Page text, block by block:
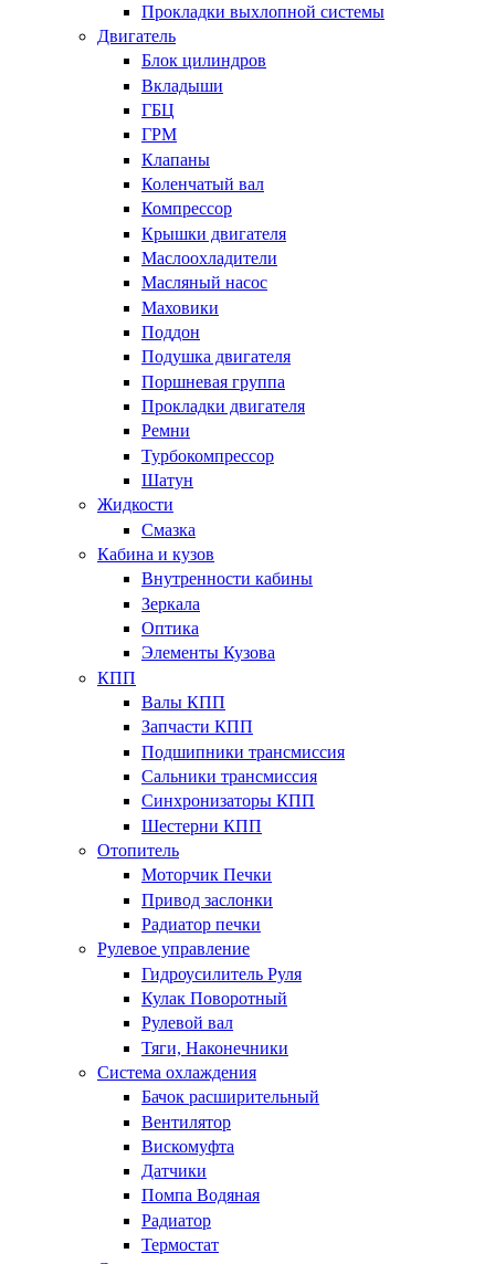
Прокладки выхлопной системы
Двигатель
Блок цилиндров
Вкладыши
ГБЦ
ГРМ
Клапаны
Коленчатый вал
Компрессор
Крышки двигателя
Маслоохладители
Масляный насос
Маховики
Поддон
Подушка двигателя
Поршневая группа
Прокладки двигателя
Ремни
Турбокомпрессор
Шатун
Жидкости
Смазка
Кабина и кузов
Внутренности кабины
Зеркала
Оптика
Элементы Кузова
КПП
Валы КПП
Запчасти КПП
Подшипники трансмиссия
Сальники трансмиссия
Синхронизаторы КПП
Шестерни КПП
Отопитель
Моторчик Печки
Привод заслонки
Радиатор печки
Рулевое управление
Гидроусилитель Руля
Кулак Поворотный
Рулевой вал
Тяги, Наконечники
Система охлаждения
Бачок расширительный
Вентилятор
Вискомуфта
Датчики
Помпа Водяная
Радиатор
Термостат